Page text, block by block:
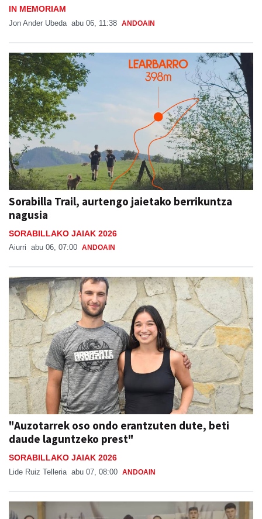
IN MEMORIAM
Jon Ander Ubeda abu 06, 11:38 ANDOAIN
Sorabilla Trail, aurtengo jaietako berrikuntza
nagusia
SORABILLAKO JAIAK 2026
Aiurri abu 06, 07:00 ANDOAIN
"Auzotarrek oso ondo erantzuten dute, beti
daude laguntzeko prest"
SORABILLAKO JAIAK 2026
Lide Ruiz Telleria abu 07, 08:00 ANDOAIN